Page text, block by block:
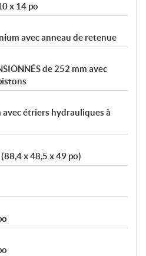
x 14 po
avec anneau de retenue
de 252 mm avec
avec étriers hydrauliques à
x 48,5 x 49 po)